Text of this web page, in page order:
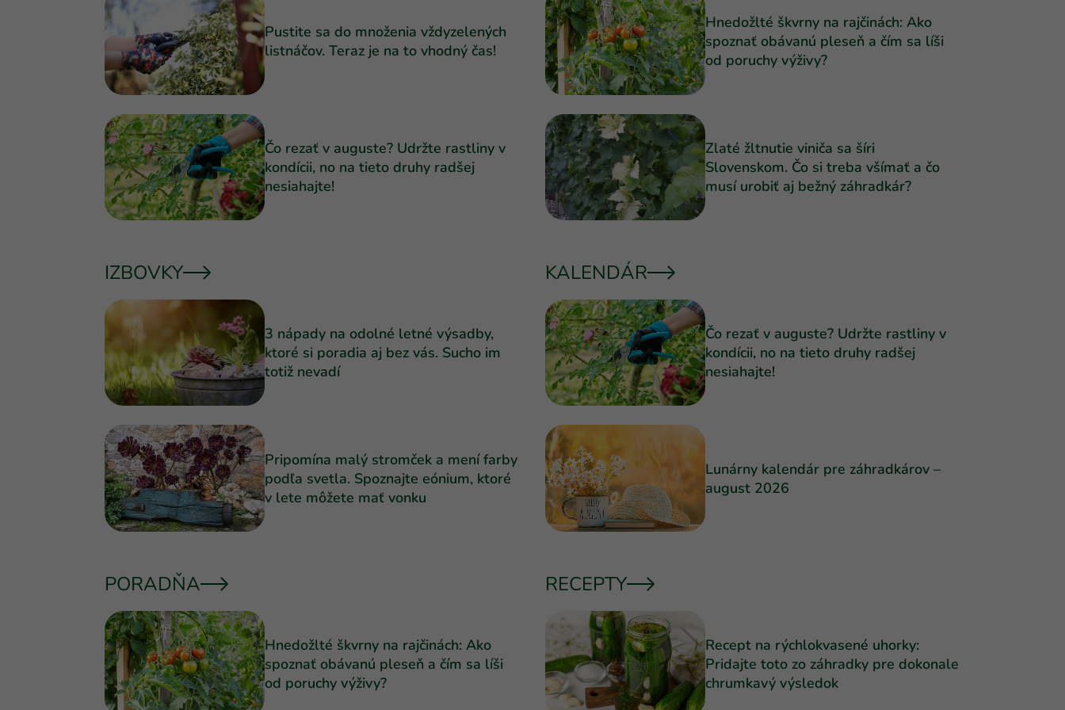
Pustite sa do množenia vždyzelených
listnáčov. Teraz je na to vhodný čas!
Čo rezať v auguste? Udržte rastliny v
kondícii, no na tieto druhy radšej
nesiahajte!
Hnedožlté škvrny na rajčinách: Ako
spoznať obávanú pleseň a čím sa líši
od poruchy výživy?
Zlaté žltnutie viniča sa šíri
Slovenskom. Čo si treba všímať a čo
musí urobiť aj bežný záhradkár?
IZBOVKY
3 nápady na odolné letné výsadby,
ktoré si poradia aj bez vás. Sucho im
totiž nevadí
Pripomína malý stromček a mení farby
podľa svetla. Spoznajte eónium, ktoré
v lete môžete mať vonku
KALENDÁR
Čo rezať v auguste? Udržte rastliny v
kondícii, no na tieto druhy radšej
nesiahajte!
Lunárny kalendár pre záhradkárov –
august 2026
PORADŇA
Hnedožlté škvrny na rajčinách: Ako
spoznať obávanú pleseň a čím sa líši
od poruchy výživy?
RECEPTY
Recept na rýchlokvasené uhorky:
Pridajte toto zo záhradky pre dokonale
chrumkavý výsledok